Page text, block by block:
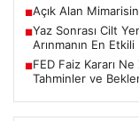
■Açık Alan
■Yaz Sonrası Cilt
Arınmanın En
■FED Faiz Kararı
Tahminler ve